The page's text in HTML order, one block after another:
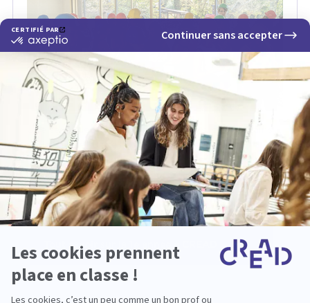
Une seconde visite est à prévoir dans les prochains
mois afin de suivre l'avancée du chantier. Un
exercice parfait pour nos étudiants en formation
d'architecture d'intérieur puisque d'ici quelques
années ce sera à leur tour de s'occuper d'une mission
comme celle-ci.
Tout savoir sur la 1e année à CREAD